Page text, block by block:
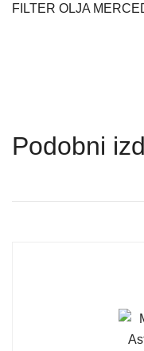
FILTER OLJA
Podobni